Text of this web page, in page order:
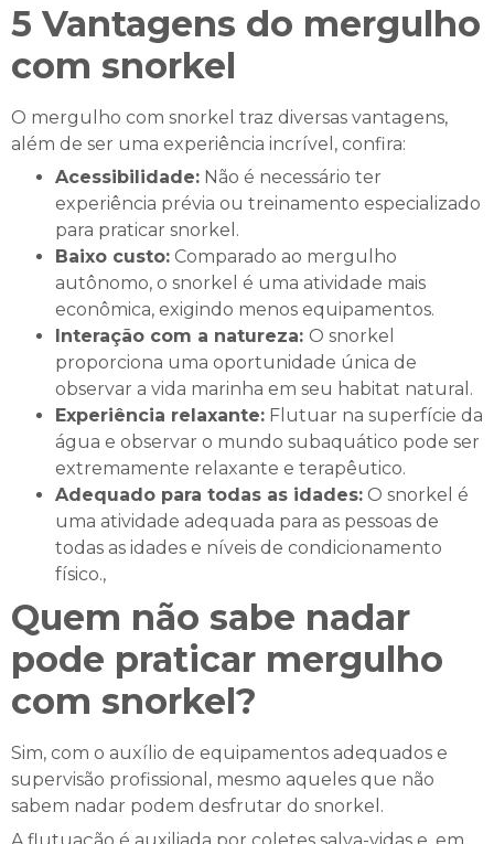
5 Vantagens do mergulho
com snorkel
O mergulho com snorkel traz diversas vantagens,
além de ser uma experiência incrível, confira:
Acessibilidade: Não é necessário ter
experiência prévia ou treinamento especializado
para praticar snorkel.
Baixo custo: Comparado ao mergulho
autônomo, o snorkel é uma atividade mais
econômica, exigindo menos equipamentos.
Interação com a natureza: O snorkel
proporciona uma oportunidade única de
observar a vida marinha em seu habitat natural.
Experiência relaxante: Flutuar na superfície da
água e observar o mundo subaquático pode ser
extremamente relaxante e terapêutico.
Adequado para todas as idades: O snorkel é
uma atividade adequada para as pessoas de
todas as idades e níveis de condicionamento
físico.,
Quem não sabe nadar
pode praticar mergulho
com snorkel?
Sim, com o auxílio de equipamentos adequados e
supervisão profissional, mesmo aqueles que não
sabem nadar podem desfrutar do snorkel.
A flutuação é auxiliada por coletes salva-vidas e, em